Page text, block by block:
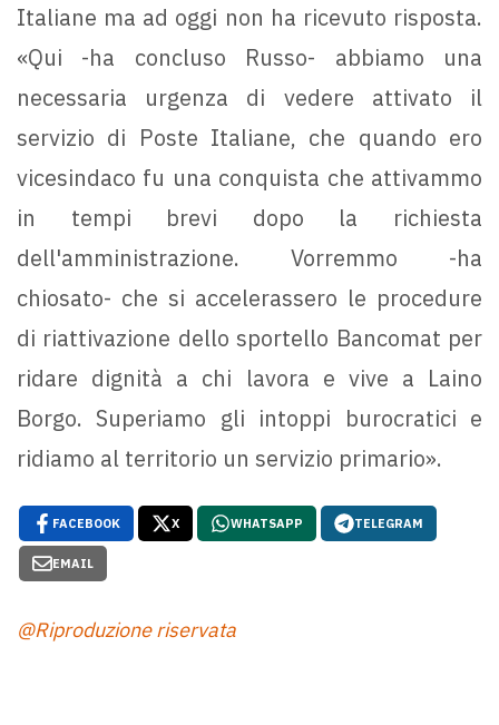
Italiane ma ad oggi non ha ricevuto risposta.
«Qui -ha concluso Russo- abbiamo una
necessaria urgenza di vedere attivato il
servizio di Poste Italiane, che quando ero
vicesindaco fu una conquista che attivammo
in tempi brevi dopo la richiesta
dell'amministrazione. Vorremmo -ha
chiosato- che si accelerassero le procedure
di riattivazione dello sportello Bancomat per
ridare dignità a chi lavora e vive a Laino
Borgo. Superiamo gli intoppi burocratici e
ridiamo al territorio un servizio primario».
FACEBOOK X WHATSAPP TELEGRAM
EMAIL
@Riproduzione riservata